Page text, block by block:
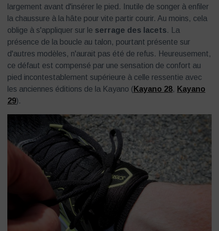
largement avant d'insérer le pied. Inutile de songer à enfiler
la chaussure à la hâte pour vite partir courir. Au moins, cela
oblige à s'appliquer sur le serrage des lacets. La
présence de la boucle au talon, pourtant présente sur
d'autres modèles, n'aurait pas été de refus. Heureusement,
ce défaut est compensé par une sensation de confort au
pied incontestablement supérieure à celle ressentie avec
les anciennes éditions de la Kayano (Kayano 28, Kayano
29).